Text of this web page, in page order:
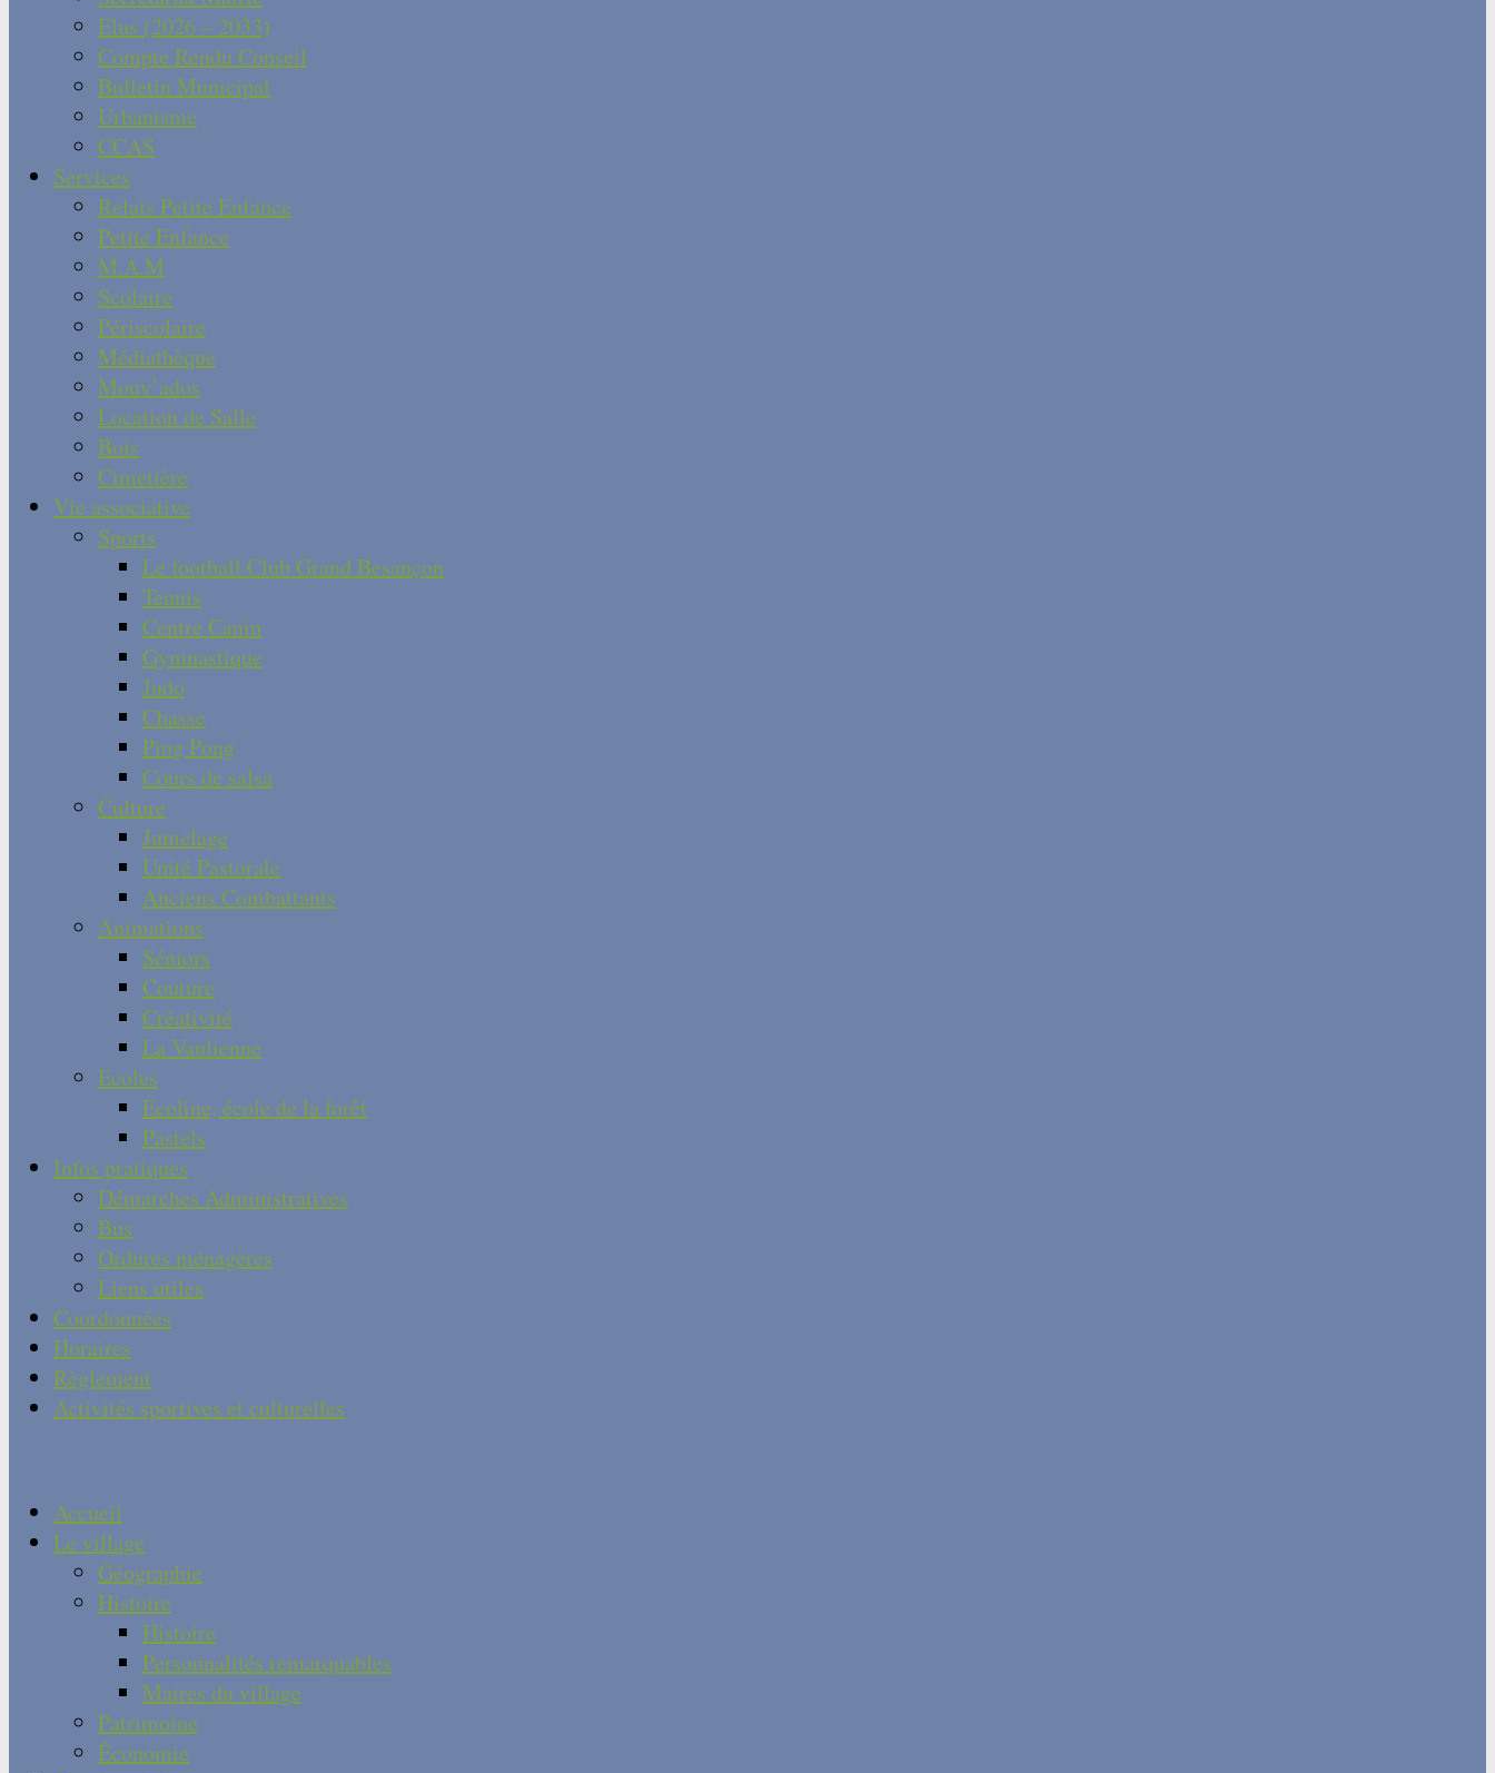
Elus (2026 – 2033)
Compte Rendu Conseil
Bulletin Municipal
Urbanisme
CCAS
Services
Relais Petite Enfance
Petite Enfance
M.A.M
Scolaire
Périscolaire
Médiathèque
Mouv’ados
Location de Salle
Bois
Cimetière
Vie associative
Sports
Le football Club Grand Besançon
Tennis
Centre Canin
Gymnastique
Judo
Chasse
Ping Pong
Cours de salsa
Culture
Jumelage
Unité Pastorale
Anciens Combattants
Animations
Séniors
Couture
Créativité
La Vaulienne
Ecoles
Ecoline, école de la forêt
Pastels
Infos pratiques
Démarches Administratives
Bus
Ordures ménagères
Liens utiles
Coordonnées
Horaires
Règlement
Activités sportives et culturelles
Accueil
Le village
Géographie
Histoire
Histoire
Personnalités remarquables
Maires du village
Patrimoine
Économie